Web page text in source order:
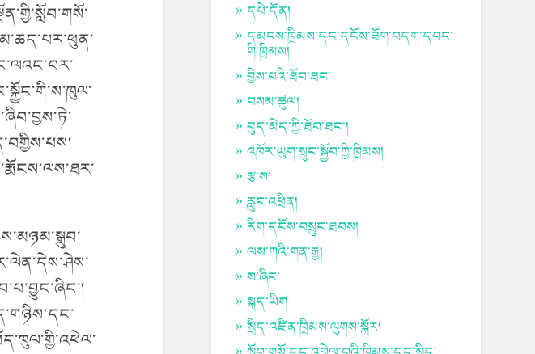
དཔེ་དོན།
དམངས་ཁྲིམས་དང་དངོས་ཟོག་བདག་དབང་
གི་ཁྲིམས།
བྱིས་པའི་ཐོབ་ཐང་
བསམ་ཚུལ།
བུད་མེད་ཀྱི་ཐོབ་ཐང་།
འཁོར་ཡུག་སྲུང་སྐྱོབ་ཀྱི་ཁྲིམས།
རྩ་ས་
རླུང་འཕྲིན།
རིག་དངོས་བསྲུང་ཐབས།
ལས་ཀའི་གན་རྒྱ།
ས་ཞིང་
སྐད་ཡིག
སྲིད་འཛིན་ཁྲིམས་ལུགས་སྐོར།